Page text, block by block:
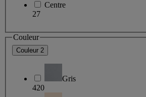
Centre
27
Couleur
Couleur 2
Gris
420